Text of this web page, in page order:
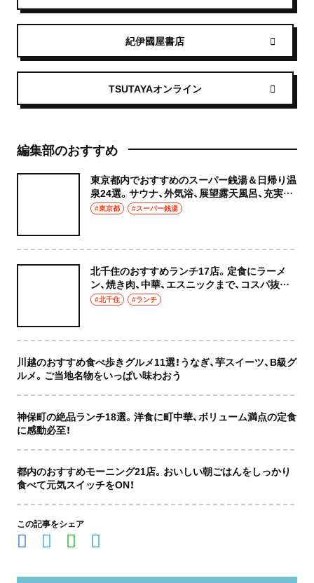
紀伊國屋書店
TSUTAYAオンライン
編集部のおすすめ
東京都内でおすすめのスーパー銭湯＆日帰り温
泉24選。サウナ、外気浴、展望露天風呂、充実の
癒やし空間へ
#東京都 #スーパー銭湯
北千住のおすすめランチ17店。定食にラーメ
ン、焼き肉、中華、エスニックまで、コスパ抜群
な店もおしゃれな店も網羅してご紹介！
#北千住 #ランチ
川越のおすすめ食べ歩きグルメ11選！うなぎ、芋スイーツ、B級グ
ルメ。ご当地名物をいっぱい味わおう
神保町の絶品ランチ18選。洋食に町中華、ボリューム満点の定食
に感動必至！
都内のおすすめモーニング21店。おいしい朝ごはんをしっかり
食べて元気スイッチをON！
この記事をシェア